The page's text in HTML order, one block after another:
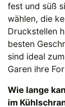
fest und süß
wählen, die
Druckstellen
besten
sind ideal
Garen ihre
Wie lange
im